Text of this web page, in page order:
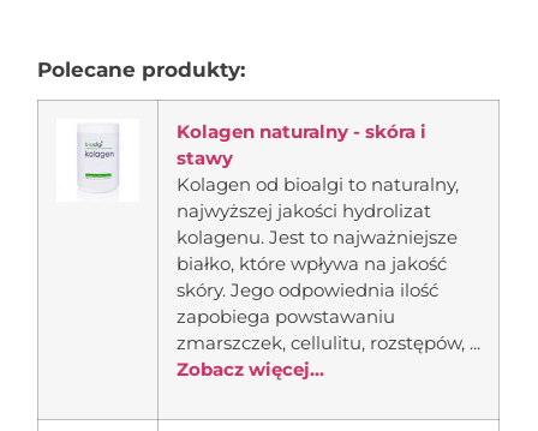
Polecane produkty:
Kolagen naturalny - skóra i
stawy
Kolagen od bioalgi to naturalny,
najwyższej jakości hydrolizat
kolagenu. Jest to najważniejsze
białko, które wpływa na jakość
skóry. Jego odpowiednia ilość
zapobiega powstawaniu
zmarszczek, cellulitu, rozstępów, ...
Zobacz więcej...